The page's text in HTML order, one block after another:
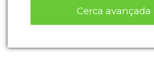
Cerca avançada